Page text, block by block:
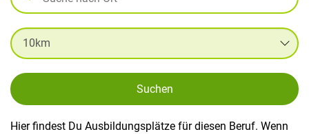
Suchen
Hier findest Du Ausbildungsplätze für diesen Beruf. Wenn